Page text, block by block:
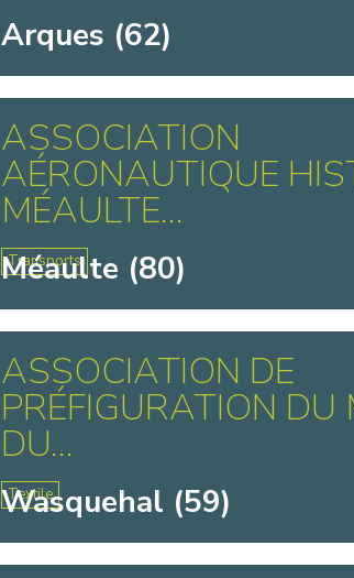
Arques (62)
ASSOCIATION
AÉRONAUTIQUE
MÉAULTE...
Transports
Méaulte (80)
ASSOCIATION DE
PRÉFIGURATION DU
DU...
Textile
Wasquehal (59)